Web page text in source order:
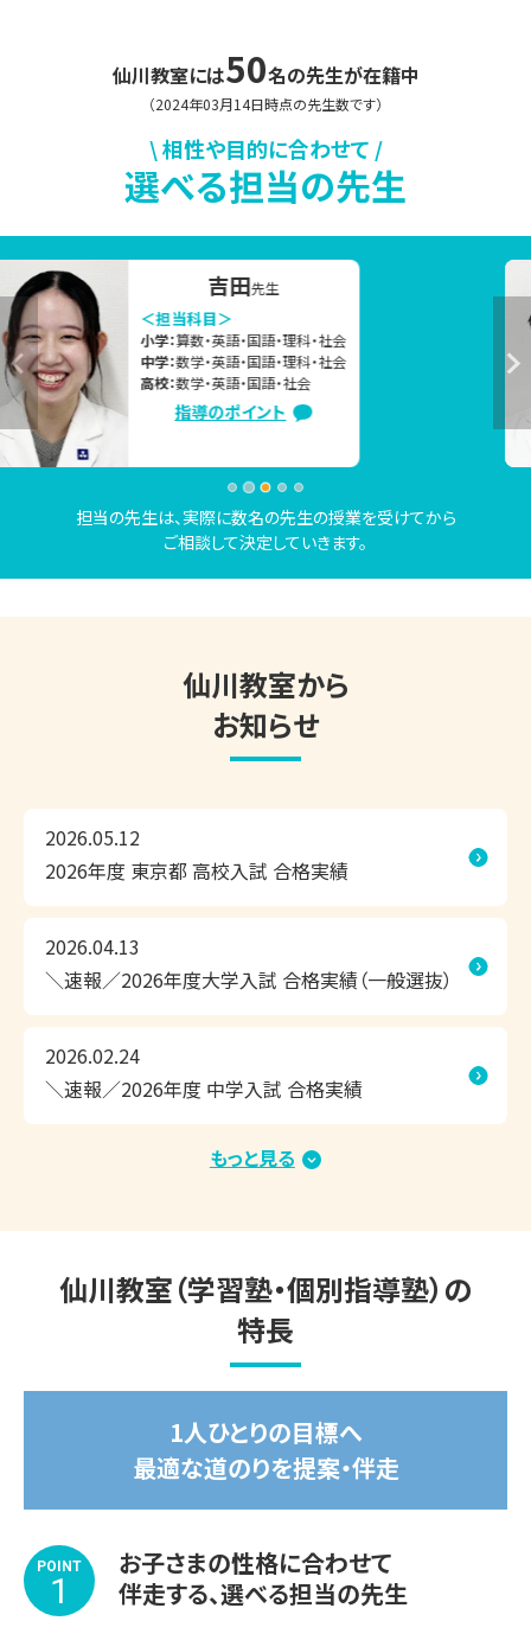
指導学院 仙川教室の無料学習相談会をご活用ください。
▼今の時期、よくいただくご相談内容
「部活を引退したので、高校受験に向けて本格的に勉強を始
かり対策したい」
「夏休み中に苦手克服したいけど、なかなか思うように勉強
が進んでない」
「志望校合格に向けて、今の勉強の進め方で大丈夫か不安。
相談したい」など
上記のご相談内容は一例です。
現在の学習状況や志望校・目標をもとに、お子さまにピッタ
リ合った学習方法や学習内容のご提案をいたしますので、お
気軽にお問い合わせください。
方法で、効率よくこの夏の成果を実感できる個別指導塾で
◎お子さまに合わせて調整できるスケジュール
教室見学も承っております。
ぜひ、仙川教室まで足を運んでいただき、学習環境などをお
受講する教科や学習内容、スケジュールもお子さま専用で
※期間途中からのスタートも可能です。
※講習会のみお申し込みいただいた場合、通常のサービス
内容と一部異なります。詳しくはお問い合わせください。
◆◇◆◇◆◇◆◇◆◇◆◇◆◇◆
仙川教室には50名の先生が在籍中
（2024年03月14日時点の先生数です）
\ 相性や目的に合わせて /
選べる担当の先生
小学：算数・英語・国語・理科・社会
中学：数学・英語・国語・理科・社会
高校：数学・英語・国語
指導のポイント
担当の先生は、実際に数名の先生の授業を受けてから
ご相談して決定していきます。
仙川教室から
お知らせ
2026.05.12
2026年度 東京都 高校入試 合格実績
2026.04.13
＼速報／2026年度大学入試 合格実績（一般選抜）
2026.02.24
＼速報／2026年度 中学入試 合格実績
もっと見る
仙川教室（学習塾・個別指導塾）の
特長
1人ひとりの目標へ
最適な道のりを提案・伴走
POINT
1
お子さまの性格に合わせて
伴走する、選べる担当の先生